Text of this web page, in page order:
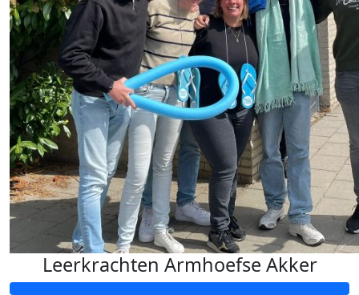
Leerkrachten Armhoefse Akker